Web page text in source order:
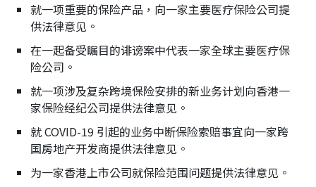
就一项重要的保险产品，向一家主要医疗保险公司提
供法律意见。
在一起备受瞩目的诽谤案中代表一家全球主要医疗保
险公司。
就一项涉及复杂跨境保险安排的新业务计划向香港一
家保险经纪公司提供法律意见。
就 COVID-19 引起的业务中断保险索赔事宜向一家跨
国房地产开发商提供法律意见。
为一家香港上市公司就保险范围问题提供法律意见。